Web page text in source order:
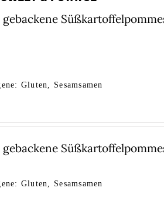
gebackene
Gluten, Sesamsamen
gebackene
Gluten, Sesamsamen